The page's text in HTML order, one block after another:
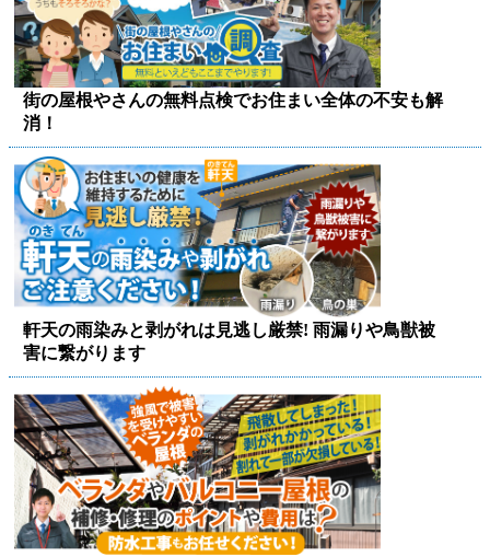
街の屋根やさんの無料点検でお住まい全体の不安も解
消！
軒天の雨染みと剥がれは見逃し厳禁! 雨漏りや鳥獣被
害に繋がります